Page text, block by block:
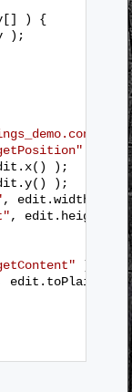
) {
);
,
);
);
, edit.width() );
, edit.height()
);